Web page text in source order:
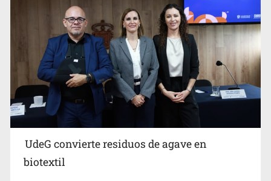
UdeG convierte residuos de agave en
biotextil